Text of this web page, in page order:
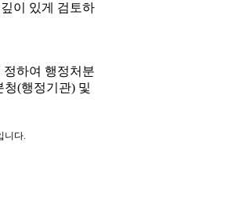
이 있게 검토하
하여 행정처분
(행정기관) 및
니다.